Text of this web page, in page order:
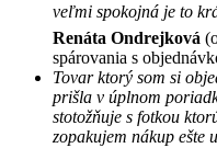
veľmi spokojná je to
Renáta Ondrejková
spárovania s
Tovar ktorý som si
prišla v úplnom
stotožňuje s fotkou
zopakujem nákup ešte